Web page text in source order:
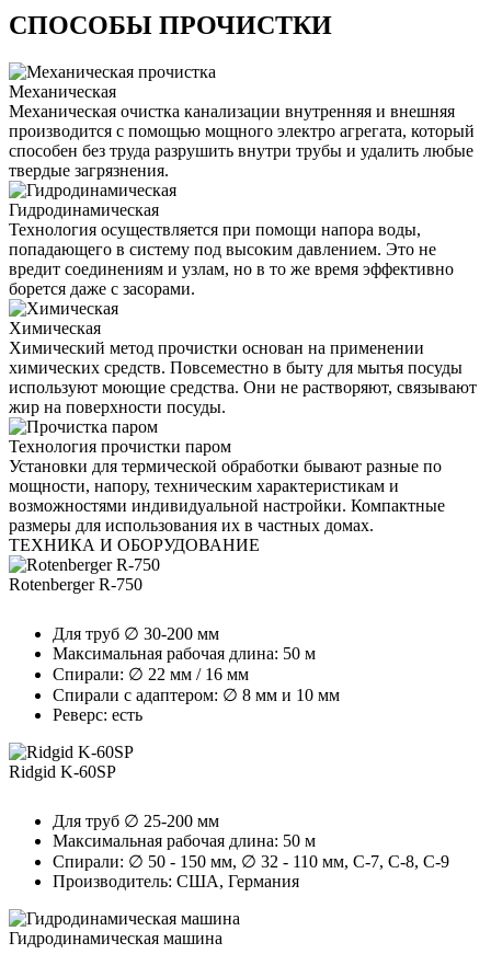
СПОСОБЫ ПРОЧИСТКИ
Механическая
Механическая очистка канализации внутренняя и внешняя
производится с помощью мощного электро агрегата, который
способен без труда разрушить внутри трубы и удалить любые
твердые загрязнения.
Гидродинамическая
Технология осуществляется при помощи напора воды,
попадающего в систему под высоким давлением. Это не
вредит соединениям и узлам, но в то же время эффективно
борется даже с засорами.
Химическая
Химический метод прочистки основан на применении
химических средств. Повсеместно в быту для мытья посуды
используют моющие средства. Они не растворяют, связывают
жир на поверхности посуды.
Технология прочистки паром
Установки для термической обработки бывают разные по
мощности, напору, техническим характеристикам и
возможностями индивидуальной настройки. Компактные
размеры для использования их в частных домах.
ТЕХНИКА И ОБОРУДОВАНИЕ
Rotenberger R-750
Для труб ∅ 30-200 мм
Максимальная рабочая длина: 50 м
Спирали: ∅ 22 мм / 16 мм
Спирали с адаптером: ∅ 8 мм и 10 мм
Реверс: есть
Ridgid K-60SP
Для труб ∅ 25-200 мм
Максимальная рабочая длина: 50 м
Спирали: ∅ 50 - 150 мм, ∅ 32 - 110 мм, С-7, С-8, С-9
Производитель: США, Германия
Гидродинамическая машина